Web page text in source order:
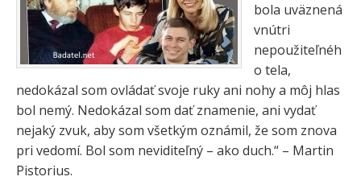
bola uväznená
vnútri
nepoužiteľnéh
o tela,
nedokázal som ovládať svoje ruky ani nohy a môj hlas
bol nemý. Nedokázal som dať znamenie, ani vydať
nejaký zvuk, aby som všetkým oznámil, že som znova
pri vedomí. Bol som neviditeľný – ako duch.“ – Martin
Pistorius.